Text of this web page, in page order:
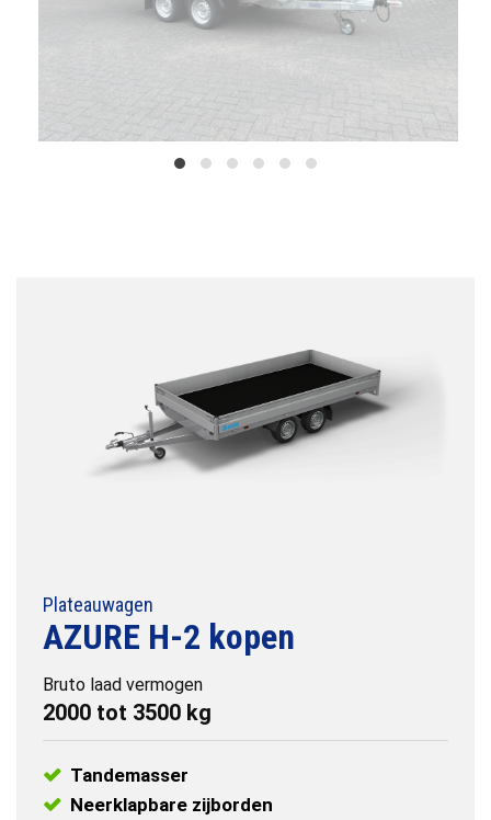
Plateauwagen
AZURE H-2 kopen
Bruto laad vermogen
2000 tot 3500 kg
Tandemasser
Neerklapbare zijborden